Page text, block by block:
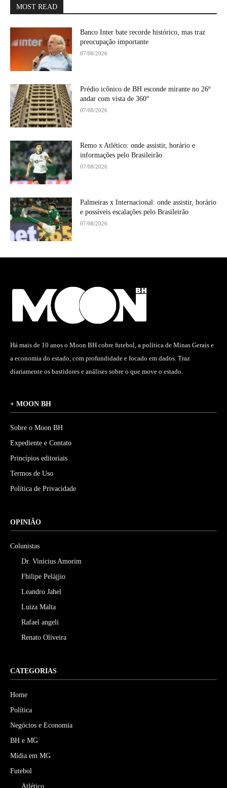
MOST READ
Banco Inter bate recorde histórico, mas traz
preocupação importante
07/08/2026
Prédio icônico de BH esconde mirante no 26º
andar com vista de 360°
07/08/2026
Remo x Atlético: onde assistir, horário e
informações pelo Brasileirão
07/08/2026
Palmeiras x Internacional: onde assistir, horário
e possíveis escalações pelo Brasileirão
07/08/2026
Há mais de 10 anos o Moon BH cobre futebol, a política de Minas Gerais e
a economia do estado, com profundidade e focado em dados. Traz
diariamente os bastidores e análises sobre o que move o estado.
+ MOON BH
Sobre o Moon BH
Expediente e Contato
Princípios editoriais
Termos de Uso
Política de Privacidade
OPINIÃO
Colunistas
Dr. Vinicius Amorim
Fhilipe Pelájjio
Leandro Jahel
Luiza Malta
Rafael angeli
Renato Oliveira
CATEGORIAS
Home
Política
Negócios e Economia
BH e MG
Mídia em MG
Futebol
Atlético